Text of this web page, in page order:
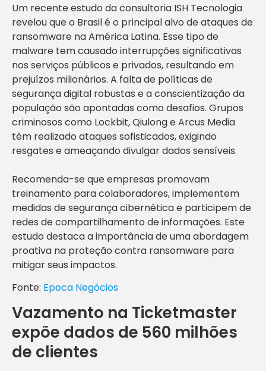
Um recente estudo da consultoria ISH Tecnologia
revelou que o Brasil é o principal alvo de ataques de
ransomware na América Latina. Esse tipo de
malware tem causado interrupções significativas
nos serviços públicos e privados, resultando em
prejuízos milionários. A falta de políticas de
segurança digital robustas e a conscientização da
população são apontadas como desafios. Grupos
criminosos como Lockbit, Qiulong e Arcus Media
têm realizado ataques sofisticados, exigindo
resgates e ameaçando divulgar dados sensíveis.
Recomenda-se que empresas promovam
treinamento para colaboradores, implementem
medidas de segurança cibernética e participem de
redes de compartilhamento de informações. Este
estudo destaca a importância de uma abordagem
proativa na proteção contra ransomware para
mitigar seus impactos.
Fonte: Epoca Negócios
Vazamento na Ticketmaster
expõe dados de 560 milhões
de clientes